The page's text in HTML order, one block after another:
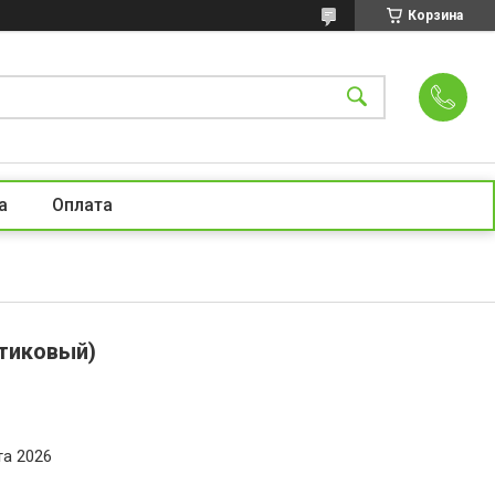
Корзина
Оплата
2026